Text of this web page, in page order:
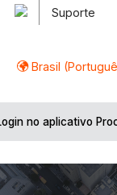
Suporte
Brasil
no aplicativo